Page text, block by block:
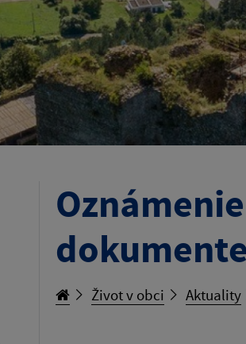
dokumente
Život v obci Aktuality